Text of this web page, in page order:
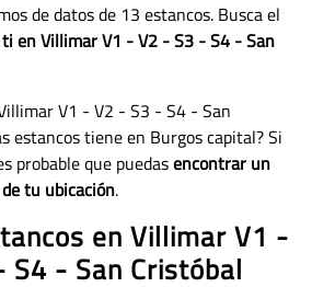
de datos de 13 estancos. Busca el
en Villimar V1 - V2 - S3 - S4 - San
V1 - V2 - S3 - S4 - San
estancos tiene en Burgos capital? Si
probable que puedasencontrar un
tu ubicación.
en Villimar V1 -
S4 - San Cristóbal